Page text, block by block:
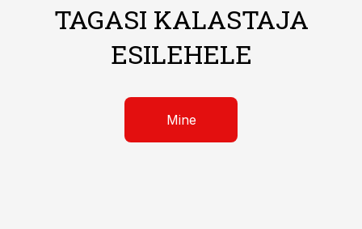
TAGASI KALASTAJA
ESILEHELE
Mine